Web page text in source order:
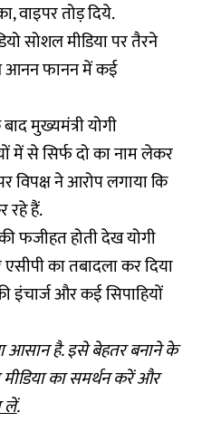
वाइपर तोड़ दिये.
सोशल मीडिया पर तैरने
आनन फानन में कई
मुख्यमंत्री योगी
में से सिर्फ दो का नाम लेकर
विपक्ष ने आरोप लगाया कि
रहे हैं.
फजीहत होती देख योगी
का तबादला कर दिया
और कई सिपाहियों
आसान है. इसे बेहतर बनाने के
का समर्थन करें और
लें.